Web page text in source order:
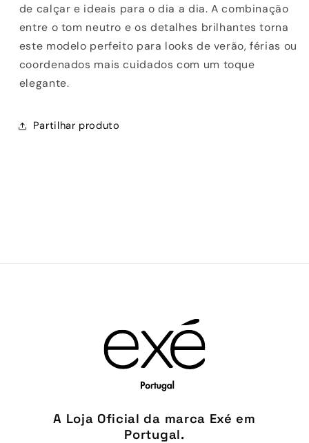
de calçar e ideais para o dia a dia. A combinação
entre o tom neutro e os detalhes brilhantes torna
este modelo perfeito para looks de verão, férias ou
coordenados mais cuidados com um toque
elegante.
Partilhar produto
A Loja Oficial da marca Exé em
Portugal.